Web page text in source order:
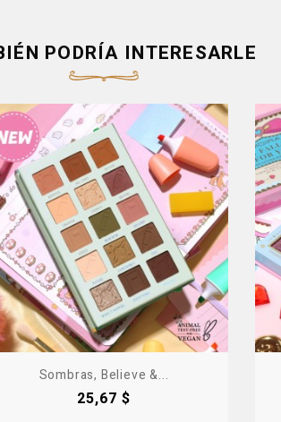
PODRÍA INTERESARLE
Sombras, Believe &...
Precio
25,67 $